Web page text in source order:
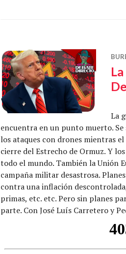
La
encuentra en un punto muerto.
los ataques con drones mientras
cierre del Estrecho de Ormuz. Y
todo el mundo. También la Unión
campaña militar desastrosa.
contra una inflación
primas, etc. etc. Pero sin planes
parte. Con José Luís Carretero y